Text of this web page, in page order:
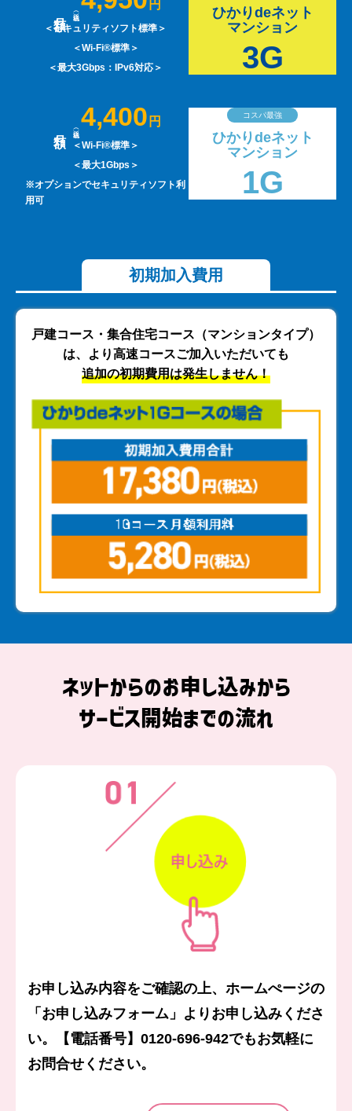
ひかりdeネット
マンション
3G
円
＜セキュリティソフト標準＞
＜Wi-Fi®標準＞
＜最大3Gbps：IPv6対応＞
コスパ最強
ひかりdeネット
マンション
1G
4,400 円
＜Wi-Fi®標準＞
＜最大1Gbps＞
※オプションでセキュリティソフト利
用可
初期加入費用
戸建コース・集合住宅コース（マンションタイプ）
は、
より高速コースご加入いただいても
追加の初期費用は発生しません！
ネットからのお申し込みから
サービス開始までの流れ
お申し込み内容をご確認の上、ホームぺージの
「お申し込みフォーム」よりお申し込みくださ
い。
【電話番号】0120-696-942でもお気軽に
お問合せください。